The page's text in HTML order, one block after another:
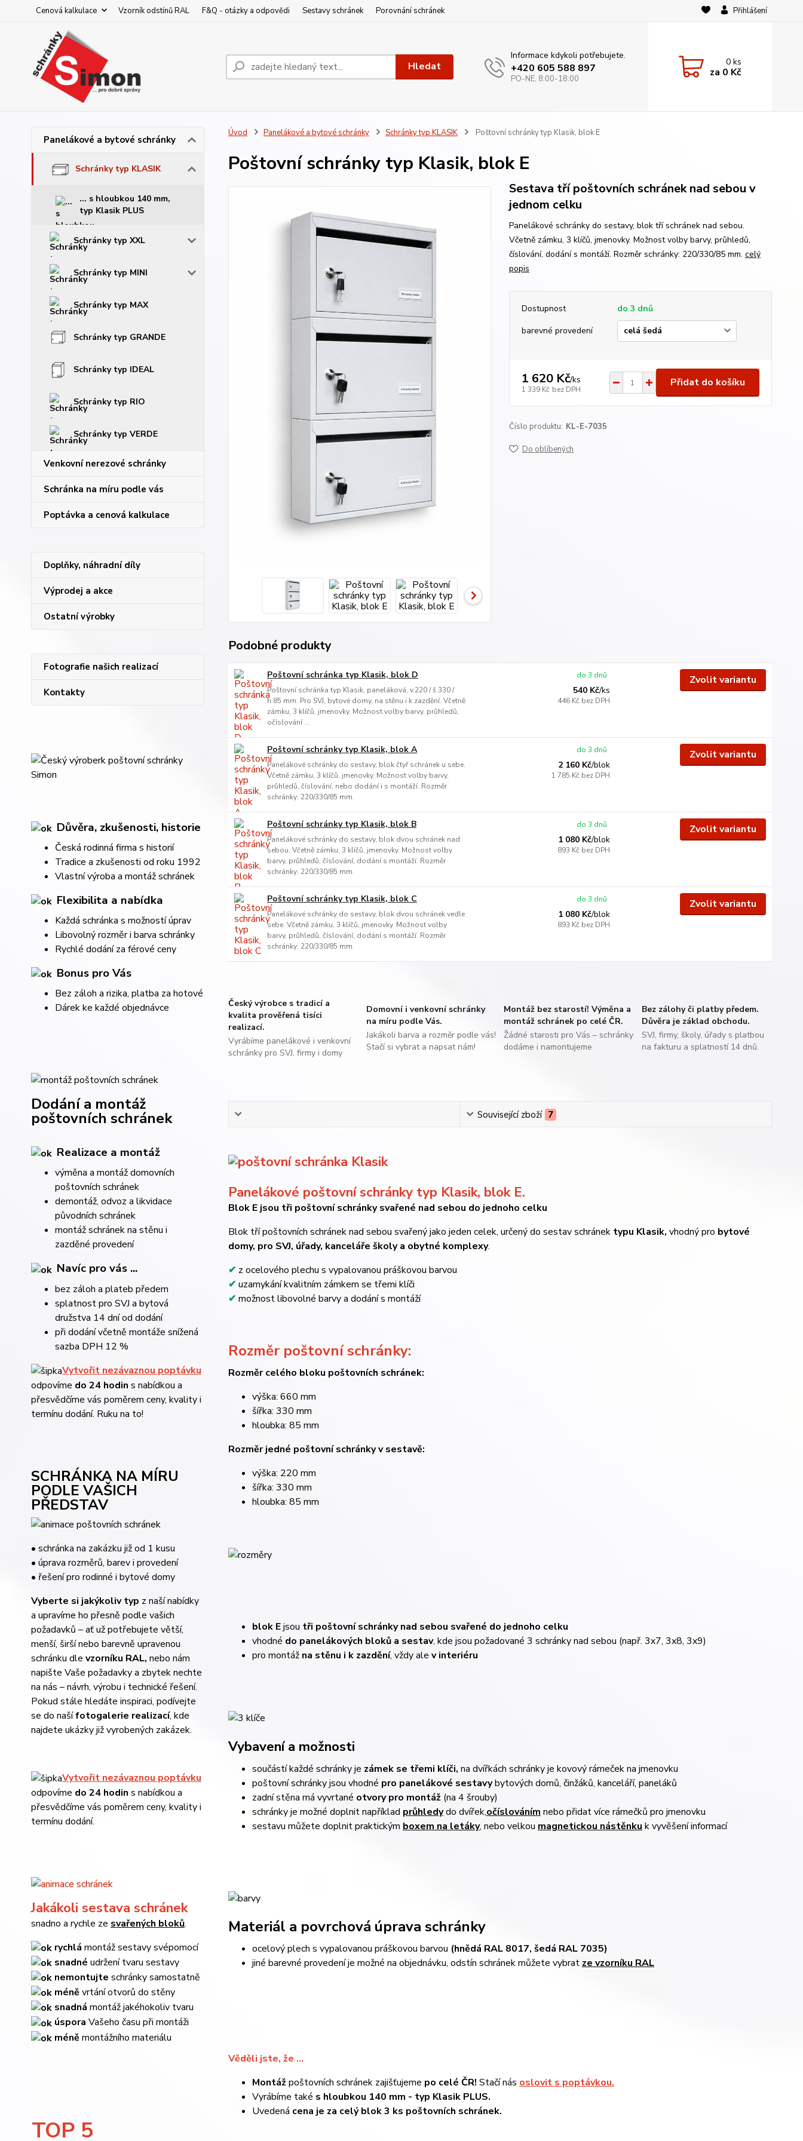
Cenová kalkulace Vzorník odstínů RAL F&Q - otázky a odpovědi Sestavy schránek Porovnání schránek Přihlášení
Hledat
Informace kdykoli potřebujete.
+420 605 588 897
PO-NE, 8:00-18:00
0ks
za 0 Kč
Panelákové a bytové schránky
Schránky typ KLASIK
... s hloubkou 140 mm,
typ Klasik PLUS
Schránky typ XXL
Schránky typ MINI
Schránky typ MAX
Schránky typ GRANDE
Schránky typ IDEAL
Schránky typ RIO
Schránky typ VERDE
Venkovní nerezové schránky
Schránka na míru podle vás
Poptávka a cenová kalkulace
Doplňky, náhradní díly
Výprodej a akce
Ostatní výrobky
Fotografie našich realizací
Kontakty
Důvěra, zkušenosti, historie
Česká rodinná firma s historií
Tradice a zkušenosti od roku 1992
Vlastní výroba a montáž schránek
Flexibilita a nabídka
Každá schránka s možností úprav
Libovolný rozměr i barva schránky
Rychlé dodání za férové ceny
Bonus pro Vás
Bez záloh a rizika, platba za hotové
Dárek ke každé objednávce
Dodání a montáž
poštovních schránek
Realizace a montáž
výměna a montáž domovních
poštovních schránek
demontáž, odvoz a likvidace
původních schránek
montáž schránek na stěnu i
zazděné provedení
Navíc pro vás ...
bez záloh a plateb předem
splatnost pro SVJ a bytová
družstva 14 dní od dodání
při dodání včetně montáže snížená
sazba DPH 12 %
Vytvořit nezávaznou poptávku
odpovíme do 24 hodin s nabídkou a
přesvědčíme vás poměrem ceny, kvality i
termínu dodání. Ruku na to!
SCHRÁNKA NA MÍRU
PODLE VAŠICH
PŘEDSTAV
• schránka na zakázku již od 1 kusu
• úprava rozměrů, barev i provedení
• řešení pro rodinné i bytové domy
Vyberte si jakýkoliv typ z naší nabídky
a upravíme ho přesně podle vašich
požadavků – ať už potřebujete větší,
menší, širší nebo barevně upravenou
schránku dle vzorníku RAL, nebo nám
napište Vaše požadavky a zbytek nechte
na nás – návrh, výrobu i technické řešení.
Pokud stále hledáte inspiraci, podívejte
se do našífotogalerie realizací, kde
najdete ukázky již vyrobených zakázek.
Vytvořit nezávaznou poptávku
odpovíme do 24 hodin s nabídkou a
přesvědčíme vás poměrem ceny, kvality i
termínu dodání.
Jakákoli sestava schránek
snadno a rychle ze svařených bloků.
rychlá montáž sestavy svépomocí
snadné udržení tvaru sestavy
nemontujte schránky samostatně
méně vrtání otvorů do stěny
snadná montáž jakéhokoliv tvaru
úspora Vašeho času při montáži
méně montážního materiálu
TOP 5
Úvod Panelákové a bytové schránky Schránky typ KLASIK Poštovní schránky typ Klasik, blok E
Poštovní schránky typ Klasik, blok E
Sestava tří poštovních schránek nad sebou v
jednom celku
Panelákové schránky do sestavy, blok tří schránek nad sebou.
Včetně zámku, 3 klíčů, jmenovky. Možnost volby barvy, průhledů,
číslování, dodání s montáží. Rozměr schránky: 220/330/85 mm. celý
popis
Dostupnost
do 3 dnů
barevné provedení
1 620 Kč/ks
1 339 Kč bez DPH
Přidat do košíku
Číslo produktu: KL-E-7035
Do oblíbených
Podobné produkty
Poštovní schránka typ Klasik, blok D
Poštovní schránka typ Klasik, paneláková, v.220 / š.330 /
h.85 mm. Pro SVJ, bytové domy, na stěnu i k zazdění. Včetně
zámku, 3 klíčů, jmenovky. Možnost volby barvy, průhledů,
očíslování ...
540 Kč/ks
446 Kč bez DPH
do 3 dnů Zvolit variantu
Poštovní schránky typ Klasik, blok A
Panelákové schránky do sestavy, blok čtyř schránek u sebe.
Včetně zámku, 3 klíčů, jmenovky. Možnost volby barvy,
průhledů, číslování, nebo dodání i s montáží. Rozměr
schránky: 220/330/85 mm.
2 160 Kč/blok
1 785 Kč bez DPH
do 3 dnů Zvolit variantu
Poštovní schránky typ Klasik, blok B
Panelákové schránky do sestavy, blok dvou schránek nad
sebou. Včetně zámku, 3 klíčů, jmenovky. Možnost volby
barvy, průhledů, číslování, dodání s montáží. Rozměr
schránky: 220/330/85 mm.
1 080 Kč/blok
893 Kč bez DPH
do 3 dnů Zvolit variantu
Poštovní schránky typ Klasik, blok C
Panelákové schránky do sestavy, blok dvou schránek vedle
sebe. Včetně zámku, 3 klíčů, jmenovky. Možnost volby
barvy, průhledů, číslování, dodání s montáží. Rozměr
schránky: 220/330/85 mm.
1 080 Kč/blok
893 Kč bez DPH
do 3 dnů Zvolit variantu
Český výrobce s tradicí a
kvalita prověřená tisíci
realizací.
Vyrábíme panelákové i venkovní
schránky pro SVJ, firmy i domy
Domovní i venkovní schránky
na míru podle Vás.
Jakákoli barva a rozměr podle vás!
Stačí si vybrat a napsat nám!
Montáž bez starostí! Výměna a
montáž schránek po celé ČR.
Žádné starosti pro Vás – schránky
dodáme i namontujeme
Bez zálohy či platby předem.
Důvěra je základ obchodu.
SVJ, firmy, školy, úřady s platbou
na fakturu a splatností 14 dnů.
Související zboží 7
Panelákové poštovní schránky typ Klasik, blok E.
Blok E jsou tři poštovní schránky svařené nad sebou do jednoho celku
Blok tří poštovních schránek nad sebou svařený jako jeden celek, určený do sestav schránek typu Klasik, vhodný pro bytové
domy, pro SVJ, úřady, kanceláře školy a obytné komplexy.
✔ z ocelového plechu s vypalovanou práškovou barvou
✔ uzamykání kvalitním zámkem se třemi klíči
✔ možnost libovolné barvy a dodání s montáží
Rozměr poštovní schránky:
Rozměr celého bloku poštovních schránek:
výška: 660 mm
šířka: 330 mm
hloubka: 85 mm
Rozměr jedné poštovní schránky v sestavě:
výška: 220 mm
šířka: 330 mm
hloubka: 85 mm
blok Ejsou tři poštovní schránky nad sebou svařené do jednoho celku
vhodné do panelákových bloků a sestav, kde jsou požadované 3 schránky nad sebou (např. 3x7, 3x8, 3x9)
pro montáž na stěnu i k zazdění, vždy ale v interiéru
Vybavení a možnosti
součástí každé schránky je zámek se třemi klíči, na dvířkách schránky je kovový rámeček na jmenovku
poštovní schránky jsou vhodné pro panelákové sestavybytových domů, činžáků, kanceláří, paneláků
zadní stěna má vyvrtané otvory pro montáž (na 4 šrouby)
schránky je možné doplnit například průhledydo dvířek,očíslováním nebo přidat více rámečků pro jmenovku
sestavu můžete doplnit praktickým boxem na letáky, nebo velkou magnetickou nástěnku k vyvěšení informací
Materiál a povrchová úprava schránky
ocelový plech s vypalovanou práškovou barvou (hnědá RAL 8017, šedá RAL 7035)
jiné barevné provedení je možné na objednávku, odstín schránek můžete vybrat ze vzorníku RAL
Věděli jste, že ...
Montážpoštovních schránek zajišťujeme po celé ČR! Stačí nás oslovit s poptávkou.
Vyrábíme také s hloubkou 140 mm - typ Klasik PLUS.
Uvedená cena je za celý blok 3 ks poštovních schránek.